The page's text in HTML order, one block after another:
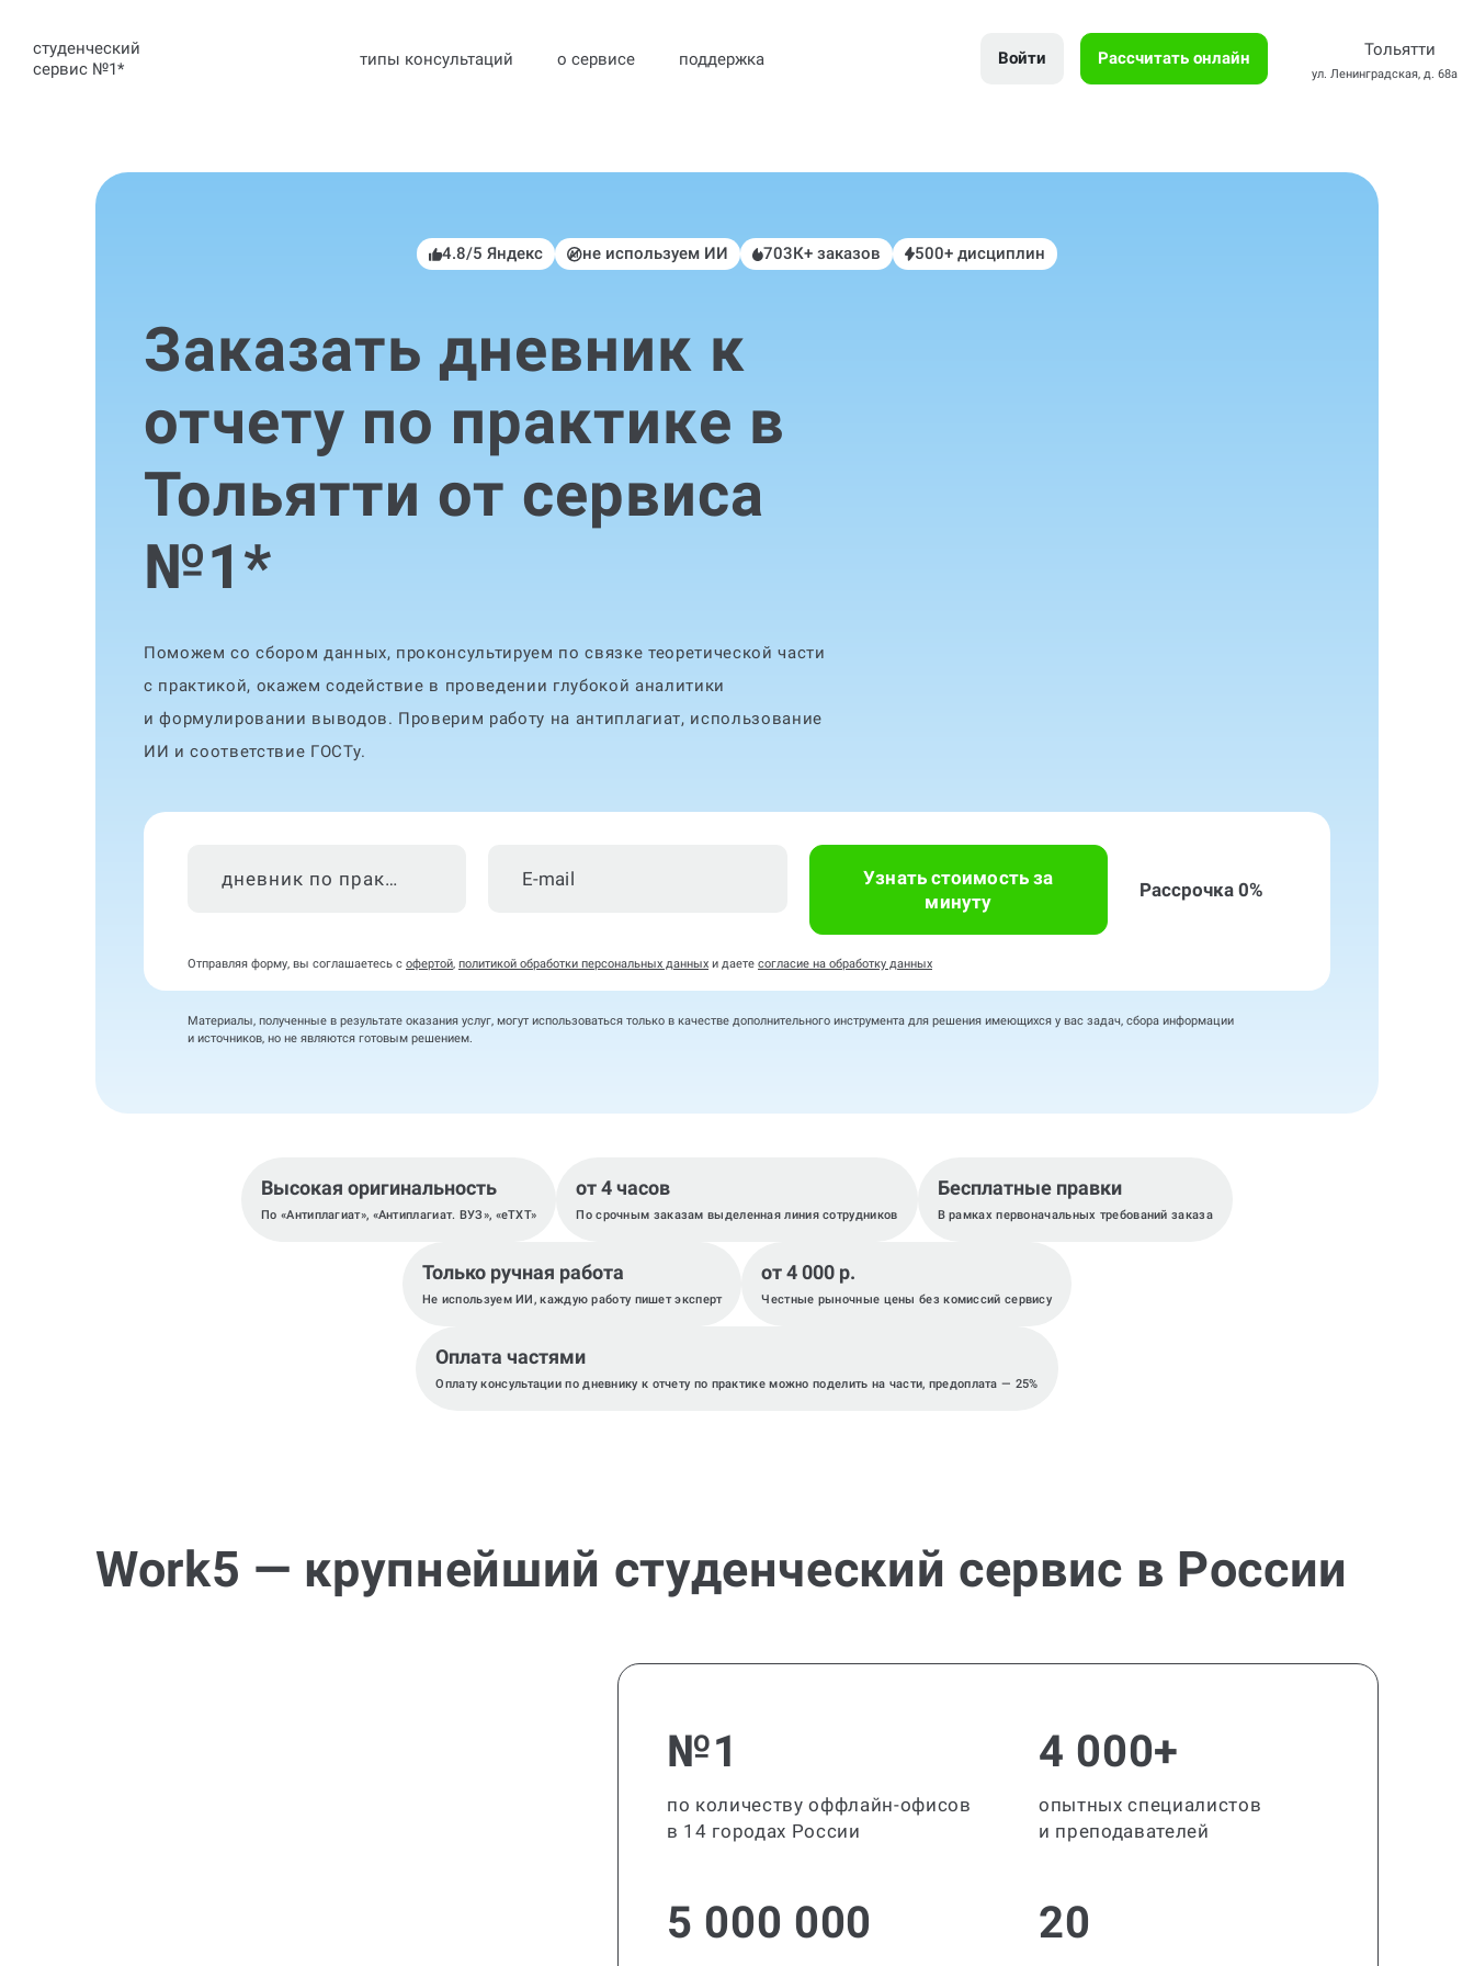
студенческий
сервис №1* типы консультаций о сервисе поддержка Войти Рассчитать онлайн Тольятти
ул. Ленинградская, д. 68а
4.8/5 Яндекс не используем ИИ 703К+ заказов 500+ дисциплин
Заказать дневник к
отчету по практике в
Тольятти от сервиса
№1*
Поможем со сбором данных, проконсультируем по связке теоретической части
с практикой, окажем содействие в проведении глубокой аналитики
и формулировании выводов. Проверим работу на антиплагиат, использование
ИИ и соответствие ГОСТу.
дневник по практике
Узнать стоимость за
минуту
Рассрочка 0%
Отправляя форму, вы соглашаетесь с офертой, политикой обработки персональных данных и даете согласие на обработку данных
Материалы, полученные в результате оказания услуг, могут использоваться только в качестве дополнительного инструмента для решения имеющихся у вас задач, сбора информации
и источников, но не являются готовым решением.
Высокая оригинальность
По «Антиплагиат», «Антиплагиат. ВУЗ», «eTXT»
от 4 часов
По срочным заказам выделенная линия сотрудников
Бесплатные правки
В рамках первоначальных требований заказа
Только ручная работа
Не используем ИИ, каждую работу пишет эксперт
от 4 000 р.
Честные рыночные цены без комиссий сервису
Оплата частями
Оплату консультации по дневнику к отчету по практике можно поделить на части, предоплата — 25%
Work5 — крупнейший студенческий сервис в России
№1
по количеству оффлайн-офисов
в 14 городах России
4 000+
опытных специалистов
и преподавателей
5 000 000 20